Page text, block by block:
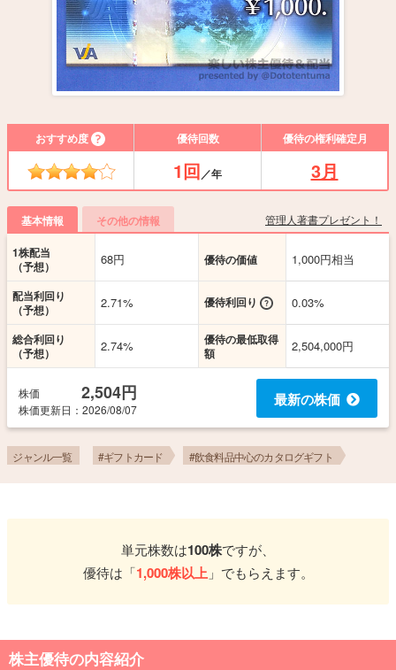
おすすめ度 優待回数 優待の権利確定月
1回／年 3月
基本情報 その他の情報 管理人著書プレゼント！
1株配当
（予想）
68円 優待の価値 1,000円相当
配当利回り
（予想）
2.71% 優待利回り 0.03%
総合利回り
（予想）
2.74%
優待の最低取得
額
2,504,000円
株価 2,504円
株価更新日 ：2026/08/07
最新の株価
ジャンル一覧 #ギフトカード #飲食料品中心のカタログギフト
単元株数は100株ですが、
優待は「1,000株以上」でもらえます。
株主優待の内容紹介